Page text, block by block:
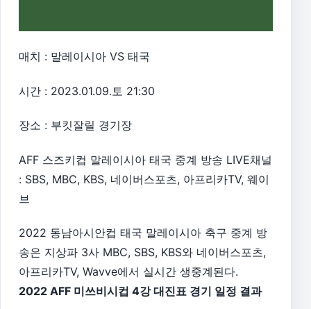
매치 : 말레이시아 VS 태국
시간 : 2023.01.09.토 21:30
장소 : 부킷잘릴 경기장
AFF 스즈키컵 말레이시아 태국 중계 방송 LIVE채널
: SBS, MBC, KBS, 네이버스포츠, 아프리카TV, 웨이
브
2022 동남아시안컵 태국 말레이시아 축구 중계 방
송은 지상파 3사 MBC, SBS, KBS와 네이버스포츠,
아프리카TV, Wavve에서 실시간 생중계된다.
2022 AFF 미쓰비시컵 4강 대진표 경기 일정 결과